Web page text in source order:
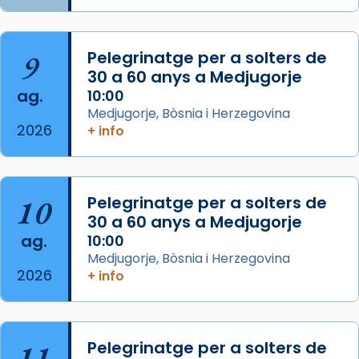
2 weeks ago
missa d’acció de gràcies en agraïment al
comitè organitzador de la visita apostòlica
del Sant Pare Lleó XIV a Barcelona, i als
col·laboradors, a la Catedral de Barcelona.
Mons. David Abadías.
📸 Dr. G. Simón
Photo
2 weeks ago
9
ag.
2026
Pelegrinatge per a solters de
30 a 60 anys a Medjugorje
10:00
Medjugorje, Bòsnia i Herzegovina
+ info
10
ag.
2026
Pelegrinatge per a solters de
30 a 60 anys a Medjugorje
10:00
Medjugorje, Bòsnia i Herzegovina
+ info
Pelegrinatge per a solters de